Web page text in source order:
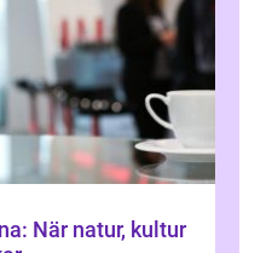
När natur, kultur